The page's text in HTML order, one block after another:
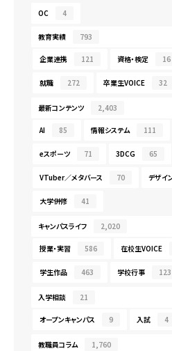
OC 4
教育実績 793
企業連携 121 資格・検定 16
就職 272 卒業生VOICE 32
最新コンテンツ 2,403
AI 85 情報システム 111
eスポーツ 71 3DCG 65
VTuber／メタバース 70 デザイ
大学併修 41
キャンパスライフ 2,020
授業・実習 586 在校生VOICE
学生作品 463 学校行事 123
入学相談 21
オープンキャンパス 9 入試 4
教職員コラム 1,760